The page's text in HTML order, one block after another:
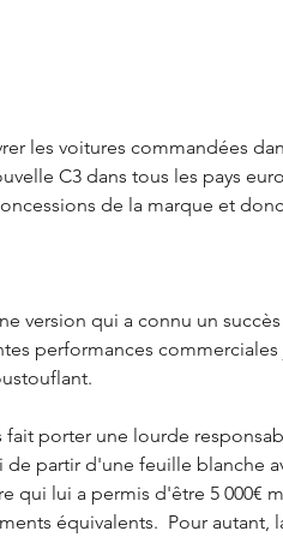
les voitures commandées
C3 dans tous les pays
de la marque et
version qui a connu un
performances
fait porter une lourde
partir d'une feuille blanche
qui lui a permis d'être 5 000€
équivalents.  Pour autant,